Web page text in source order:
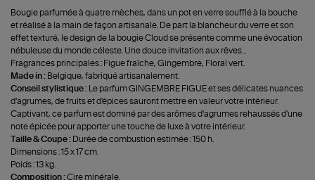
Bougie parfumée à quatre mèches, dans un pot en verre soufflé à la bouche
et réalisé à la main de façon artisanale. De part la blancheur du verre et son
effet texturé, le design de la bougie Cloud se présente comme une évocation
nébuleuse du monde céleste. Une douce invitation aux rêves...
Fragrances principales : Figue fraîche, Gingembre, Floral vert.
Made in : Belgique, fabriqué artisanalement.
Conseil stylistique :
Le parfum GINGEMBRE FIGUE et ses délicates nuances
d'agrumes, de fruits et d'épices sauront mettre en valeur votre intérieur.
Captivant, ce parfum est dominé par des arômes d'agrumes rehaussés d'une
note épicée pour apporter une touche de luxe à votre intérieur.
Taille & Coupe : Durée de combustion estimée : 150 h.
Dimensions : 15 x 17 cm.
Poids : 13 kg.
Composition :Cire minérale.